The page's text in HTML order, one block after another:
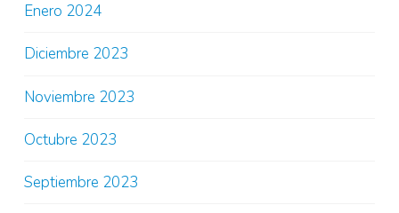
Enero 2024
Diciembre 2023
Noviembre 2023
Octubre 2023
Septiembre 2023